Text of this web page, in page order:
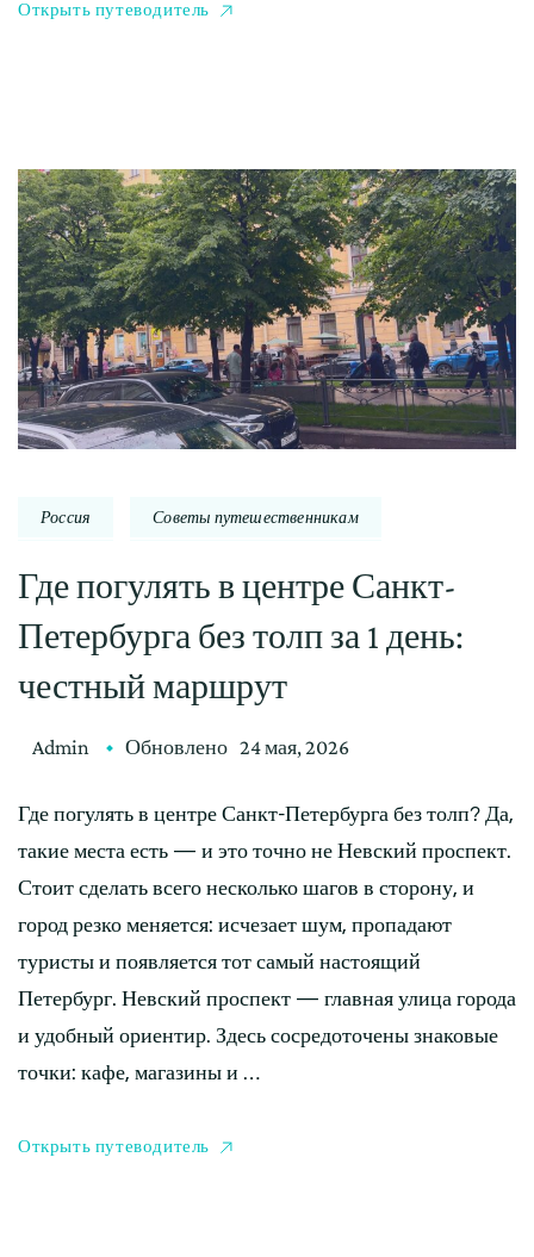
Открыть путеводитель
Россия Советы путешественникам
Где погулять в центре Санкт-
Петербурга без толп за 1 день:
честный маршрут
Admin Обновлено 24 мая, 2026
Где погулять в центре Санкт-Петербурга без толп? Да,
такие места есть — и это точно не Невский проспект.
Стоит сделать всего несколько шагов в сторону, и
город резко меняется: исчезает шум, пропадают
туристы и появляется тот самый настоящий
Петербург. Невский проспект — главная улица города
и удобный ориентир. Здесь сосредоточены знаковые
точки: кафе, магазины и …
Открыть путеводитель